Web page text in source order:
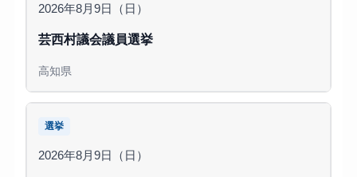
2026年8月9日（日）
芸西村議会議員選挙
高知県
選挙
2026年8月9日（日）